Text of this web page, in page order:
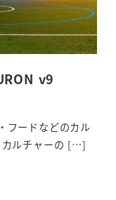
v9
フードなどのカル
カルチャーの […]